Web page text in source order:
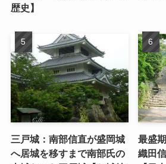
歴史】
三戸城：南部信直が盛岡城
へ居城を移すまで南部氏の
最盛
織田